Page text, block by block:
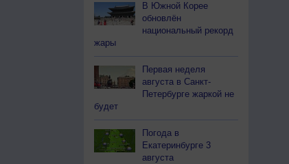
В Южной Корее
обновлён
национальный рекорд
жары
Первая неделя
августа в Санкт-
Петербурге жаркой не
будет
Погода в
Екатеринбурге 3
августа